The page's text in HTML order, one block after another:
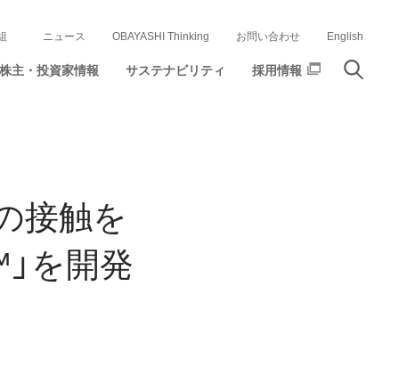
主・投資家情報 サステナビリティ 採用情報
ニュース OBAYASHI Thinking お問い合わせ English
接触を
を開発